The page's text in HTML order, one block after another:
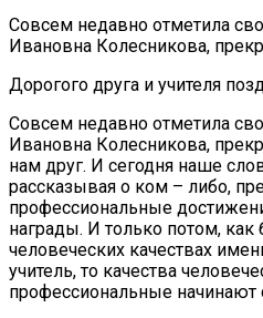
Совсем недавно отметила
Ивановна Колесникова,
Дорогого друга и учителя
Совсем недавно отметила
Ивановна Колесникова,
нам друг. И сегодня наше
рассказывая о ком – либо,
профессиональные
награды. И только потом, как
человеческих качествах
учитель, то качества
профессиональные начинают